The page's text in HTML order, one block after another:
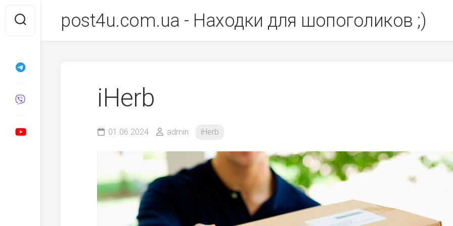
вмісту
post4u.com.ua - Находки для шопоголиков ;)
iHerb
01.06.2024 admin iHerb